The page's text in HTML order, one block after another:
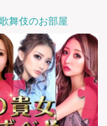
舞伎のお部屋